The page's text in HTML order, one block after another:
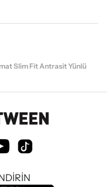
Slim Fit Antrasit Yünlü